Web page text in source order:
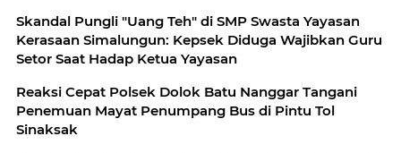
Skandal Pungli "Uang Teh" di SMP Swasta Yayasan
Kerasaan Simalungun: Kepsek Diduga Wajibkan Guru
Setor Saat Hadap Ketua Yayasan
Reaksi Cepat Polsek Dolok Batu Nanggar Tangani
Penemuan Mayat Penumpang Bus di Pintu Tol
Sinaksak